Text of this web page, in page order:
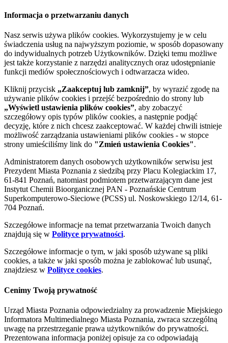
Informacja o przetwarzaniu danych
Nasz serwis używa plików cookies. Wykorzystujemy je w celu
świadczenia usług na najwyższym poziomie, w sposób dopasowany
do indywidualnych potrzeb Użytkowników. Dzięki temu możliwe
jest także korzystanie z narzędzi analitycznych oraz udostępnianie
funkcji mediów społecznościowych i odtwarzacza wideo.
Kliknij przycisk „Zaakceptuj lub zamknij”, by wyrazić zgodę na
używanie plików cookies i przejść bezpośrednio do strony lub
„Wyświetl ustawienia plików cookies”, aby zobaczyć
szczegółowy opis typów plików cookies, a następnie podjąć
decyzję, które z nich chcesz zaakceptować. W każdej chwili istnieje
możliwość zarządzania ustawieniami plików cookies - w stopce
strony umieściliśmy link do "Zmień ustawienia Cookies".
Administratorem danych osobowych użytkowników serwisu jest
Prezydent Miasta Poznania z siedzibą przy Placu Kolegiackim 17,
61-841 Poznań, natomiast podmiotem przetwarzającym dane jest
Instytut Chemii Bioorganicznej PAN - Poznańskie Centrum
Superkomputerowo-Sieciowe (PCSS) ul. Noskowskiego 12/14, 61-
704 Poznań.
Szczegółowe informacje na temat przetwarzania Twoich danych
znajdują się w Polityce prywatności.
Szczegółowe informacje o tym, w jaki sposób używane są pliki
cookies, a także w jaki sposób można je zablokować lub usunąć,
znajdziesz w Polityce cookies.
Cenimy Twoją prywatność
Urząd Miasta Poznania odpowiedzialny za prowadzenie Miejskiego
Informatora Multimedialnego Miasta Poznania, zwraca szczególną
uwagę na przestrzeganie prawa użytkowników do prywatności.
Prezentowana informacja poniżej opisuje za co odpowiadają